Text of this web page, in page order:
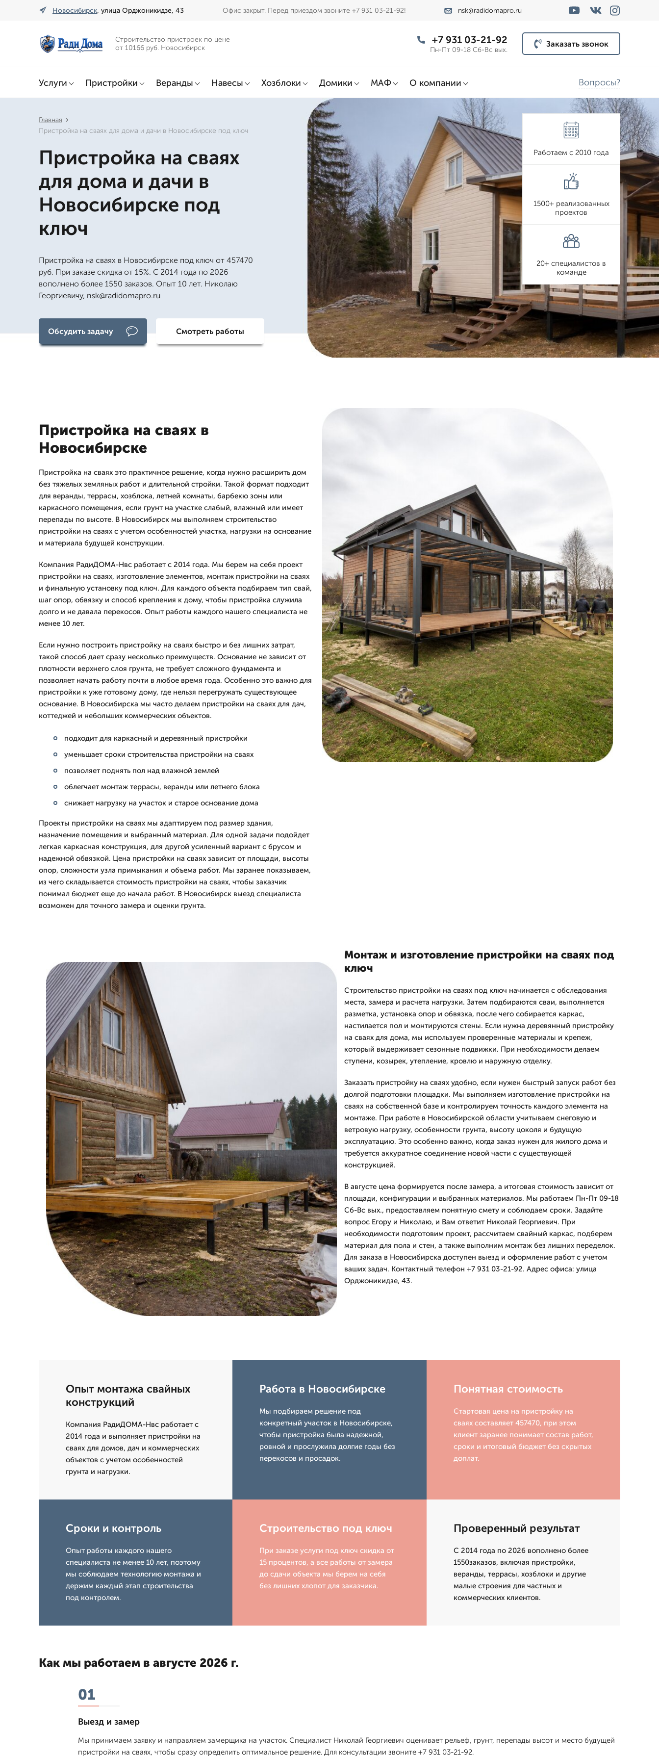
Новосибирск, улица Орджоникидзе, 43 Офис закрыт. Перед приездом звоните +7 931 03-21-92! nsk@radidomapro.ru
Строительство пристроек по цене
от 10166 руб. Новосибирск
+7 931 03-21-92
Пн-Пт 09-18 Сб-Вс вых.
Заказать звонок
Услуги Пристройки Веранды Навесы Хозблоки Домики МАФ О компании Вопросы?
Главная
Пристройка на сваях для дома и дачи в Новосибирске под ключ
Пристройка на сваях
для дома и дачи в
Новосибирске под
ключ
Пристройка на сваях в Новосибирске под ключ от 457470
руб. При заказе скидка от 15%. С 2014 года по 2026
вополнено более 1550 заказов. Опыт 10 лет. Николаю
Георгиевичу, nsk@radidomapro.ru
Обсудить задачу Смотреть работы
Работаем с 2010 года
1500+ реализованных
проектов
20+ специалистов в
команде
Пристройка на сваях в
Новосибирске
Пристройка на сваях это практичное решение, когда нужно расширить дом
без тяжелых земляных работ и длительной стройки. Такой формат подходит
для веранды, террасы, хозблока, летней комнаты, барбекю зоны или
каркасного помещения, если грунт на участке слабый, влажный или имеет
перепады по высоте. В Новосибирск мы выполняем строительство
пристройки на сваях с учетом особенностей участка, нагрузки на основание
и материала будущей конструкции.
Компания РадиДОМА-Нвс работает с 2014 года. Мы берем на себя проект
пристройки на сваях, изготовление элементов, монтаж пристройки на сваях
и финальную установку под ключ. Для каждого объекта подбираем тип свай,
шаг опор, обвязку и способ крепления к дому, чтобы пристройка служила
долго и не давала перекосов. Опыт работы каждого нашего специалиста не
менее 10 лет.
Если нужно построить пристройку на сваях быстро и без лишних затрат,
такой способ дает сразу несколько преимуществ. Основание не зависит от
плотности верхнего слоя грунта, не требует сложного фундамента и
позволяет начать работу почти в любое время года. Особенно это важно для
пристройки к уже готовому дому, где нельзя перегружать существующее
основание. В Новосибирска мы часто делаем пристройки на сваях для дач,
коттеджей и небольших коммерческих объектов.
подходит для каркасный и деревянный пристройки
уменьшает сроки строительства пристройки на сваях
позволяет поднять пол над влажной землей
облегчает монтаж террасы, веранды или летнего блока
снижает нагрузку на участок и старое основание дома
Проекты пристройки на сваях мы адаптируем под размер здания,
назначение помещения и выбранный материал. Для одной задачи подойдет
легкая каркасная конструкция, для другой усиленный вариант с брусом и
надежной обвязкой. Цена пристройки на сваях зависит от площади, высоты
опор, сложности узла примыкания и объема работ. Мы заранее показываем,
из чего складывается стоимость пристройки на сваях, чтобы заказчик
понимал бюджет еще до начала работ. В Новосибирск выезд специалиста
возможен для точного замера и оценки грунта.
Монтаж и изготовление пристройки на сваях под
ключ
Строительство пристройки на сваях под ключ начинается с обследования
места, замера и расчета нагрузки. Затем подбираются сваи, выполняется
разметка, установка опор и обвязка, после чего собирается каркас,
настилается пол и монтируются стены. Если нужна деревянный пристройку
на сваях для дома, мы используем проверенные материалы и крепеж,
который выдерживает сезонные подвижки. При необходимости делаем
ступени, козырек, утепление, кровлю и наружную отделку.
Заказать пристройку на сваях удобно, если нужен быстрый запуск работ без
долгой подготовки площадки. Мы выполняем изготовление пристройки на
сваях на собственной базе и контролируем точность каждого элемента на
монтаже. При работе в Новосибирской области учитываем снеговую и
ветровую нагрузку, особенности грунта, высоту цоколя и будущую
эксплуатацию. Это особенно важно, когда заказ нужен для жилого дома и
требуется аккуратное соединение новой части с существующей
конструкцией.
В августе цена формируется после замера, а итоговая стоимость зависит от
площади, конфигурации и выбранных материалов. Мы работаем Пн-Пт 09-18
Сб-Вс вых., предоставляем понятную смету и соблюдаем сроки. Задайте
вопрос Егору и Николаю, и Вам ответит Николай Георгиевич. При
необходимости подготовим проект, рассчитаем свайный каркас, подберем
материал для пола и стен, а также выполним монтаж без лишних переделок.
Для заказа в Новосибирска доступен выезд и оформление работ с учетом
ваших задач. Контактный телефон +7 931 03-21-92. Адрес офиса: улица
Орджоникидзе, 43.
Опыт монтажа свайных
конструкций
Компания РадиДОМА-Нвс работает с
2014 года и выполняет пристройки на
сваях для домов, дач и коммерческих
объектов с учетом особенностей
грунта и нагрузки.
Работа в Новосибирске
Мы подбираем решение под
конкретный участок в Новосибирске,
чтобы пристройка была надежной,
ровной и прослужила долгие годы без
перекосов и просадок.
Понятная стоимость
Стартовая цена на пристройку на
сваях составляет 457470, при этом
клиент заранее понимает состав работ,
сроки и итоговый бюджет без скрытых
доплат.
Сроки и контроль
Опыт работы каждого нашего
специалиста не менее 10 лет, поэтому
мы соблюдаем технологию монтажа и
держим каждый этап строительства
под контролем.
Строительство под ключ
При заказе услуги под ключ скидка от
15 процентов, а все работы от замера
до сдачи объекта мы берем на себя
без лишних хлопот для заказчика.
Проверенный результат
С 2014 года по 2026 вополнено более
1550заказов, включая пристройки,
веранды, террасы, хозблоки и другие
малые строения для частных и
коммерческих клиентов.
Как мы работаем в августе 2026 г.
01
Выезд и замер
Мы принимаем заявку и направляем замерщика на участок. Специалист Николай Георгиевич оценивает рельеф, грунт, перепады высот и место будущей
пристройки на сваях, чтобы сразу определить оптимальное решение. Для консультации звоните +7 931 03-21-92.